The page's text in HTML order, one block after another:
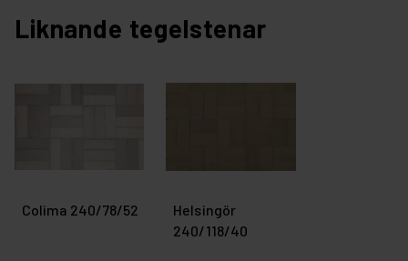
Liknande tegelstenar
Colima 240/78/52
Helsingör
240/118/40